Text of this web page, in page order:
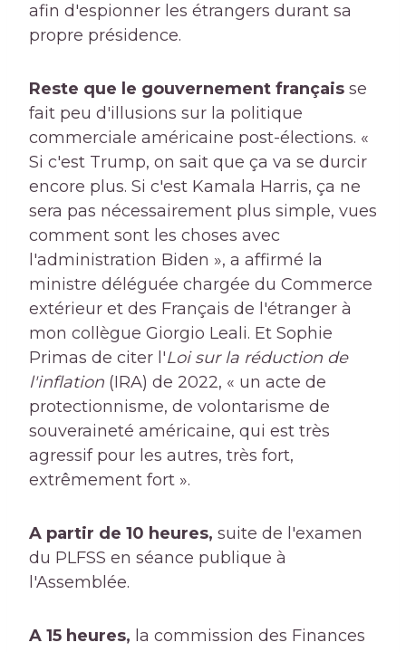
afin d'espionner les étrangers durant sa
propre présidence.
Reste que le gouvernement français se
fait peu d'illusions sur la politique
commerciale américaine post-élections. «
Si c'est Trump, on sait que ça va se durcir
encore plus. Si c'est Kamala Harris, ça ne
sera pas nécessairement plus simple, vues
comment sont les choses avec
l'administration Biden », a affirmé la
ministre déléguée chargée du Commerce
extérieur et des Français de l'étranger à
mon collègue Giorgio Leali. Et Sophie
Primas de citer l'Loi sur la réduction de
l'inflation (IRA) de 2022, « un acte de
protectionnisme, de volontarisme de
souveraineté américaine, qui est très
agressif pour les autres, très fort,
extrêmement fort ».
A partir de 10 heures, suite de l'examen
du PLFSS en séance publique à
l'Assemblée.
A 15 heures, la commission des Finances